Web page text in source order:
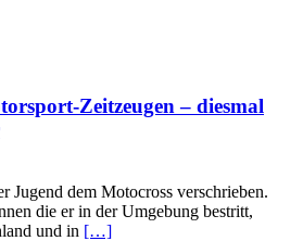
Zeitzeugen – diesmal
Jugend dem Motocross verschrieben.
die er in der Umgebung bestritt,
und in […]